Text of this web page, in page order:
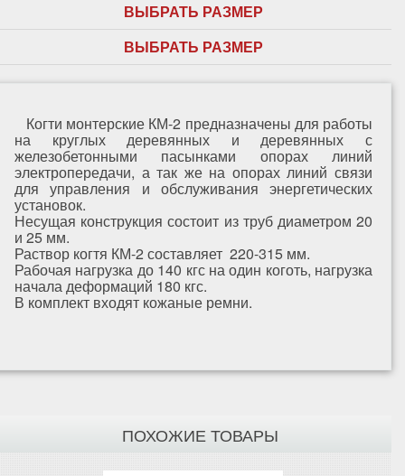
ВЫБРАТЬ РАЗМЕР
ВЫБРАТЬ РАЗМЕР
Когти монтерские КМ-2 предназначены для работы
на круглых деревянных и деревянных с
железобетонными пасынками опорах линий
электропередачи, а так же на опорах линий связи
для управления и обслуживания энергетических
установок.
Несущая конструкция состоит из труб диаметром 20
и 25 мм.
Раствор когтя КМ-2 составляет 220-315 мм.
Рабочая нагрузка до 140 кгс на один коготь, нагрузка
начала деформаций 180 кгс.
В комплект входят кожаные ремни.
ПОХОЖИЕ ТОВАРЫ